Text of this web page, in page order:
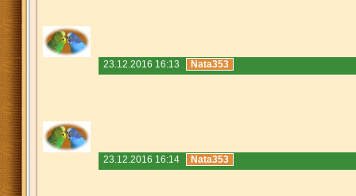
23.12.2016 16:13 Nata353
23.12.2016 16:14 Nata353